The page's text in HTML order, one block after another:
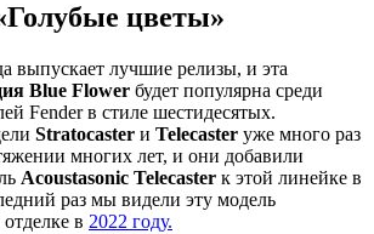
цветы»
выпускает лучшие релизы, и эта
Blue Flower будет популярна среди
Fender в стиле шестидесятых.
Stratocaster и Telecaster уже много раз
многих лет, и они добавили
Acoustasonic Telecaster к этой линейке в
раз мы видели эту модель
в 2022 году.